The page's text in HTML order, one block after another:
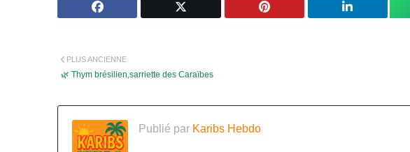
PLUS ANCIENNE
🌿 Thym brésilien,sarriette des Caraïbes
Publié par Karibs Hebdo